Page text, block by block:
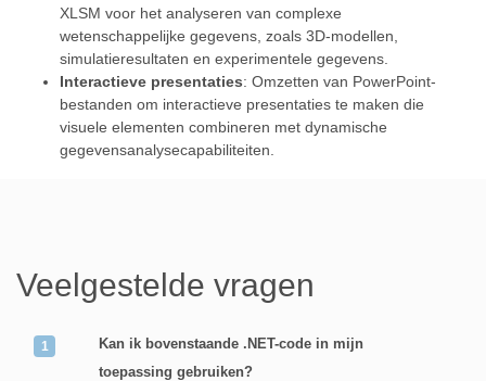
XLSM voor het analyseren van complexe
wetenschappelijke gegevens, zoals 3D-modellen,
simulatieresultaten en experimentele gegevens.
Interactieve presentaties: Omzetten van PowerPoint-
bestanden om interactieve presentaties te maken die
visuele elementen combineren met dynamische
gegevensanalysecapabiliteiten.
Veelgestelde vragen
Kan ik bovenstaande .NET-code in mijn
toepassing gebruiken?